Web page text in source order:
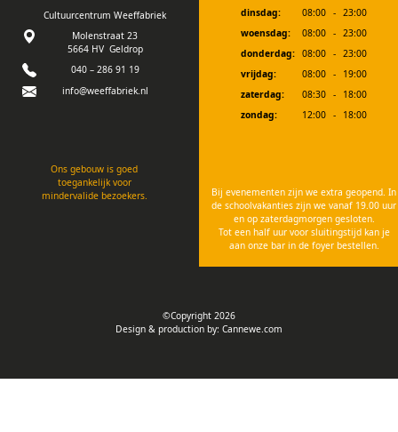
Cultuurcentrum Weeffabriek
Molenstraat 23
5664 HV Geldrop
040 – 286 91 19
info@weeffabriek.nl
Ons gebouw is goed
toegankelijk voor
mindervalide bezoekers.
dinsdag:
08:00 - 23:00
woensdag:
08:00 - 23:00
donderdag: 08:00 - 23:00
vrijdag:
08:00 -
19:00
zaterdag:
08:30 -
18:00
zondag:
12:00 - 18:00
Bij evenementen zijn we extra geopend. In
de schoolvakanties zijn we vanaf 19.00 uur
en op zaterdagmorgen gesloten.
Tot een half uur voor sluitingstijd kan je
aan onze bar in de foyer bestellen.
©Copyright 2026
Design & production by: Cannewe.com